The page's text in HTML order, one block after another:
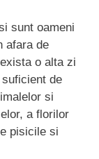
sunt oameni
afara de
o alta zi
de
si
a florilor
pisicile si